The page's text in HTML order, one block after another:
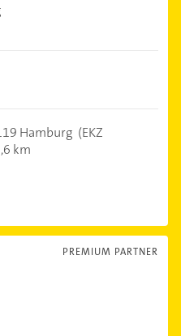
Hamburg (EKZ
km
PREMIUM PARTNER